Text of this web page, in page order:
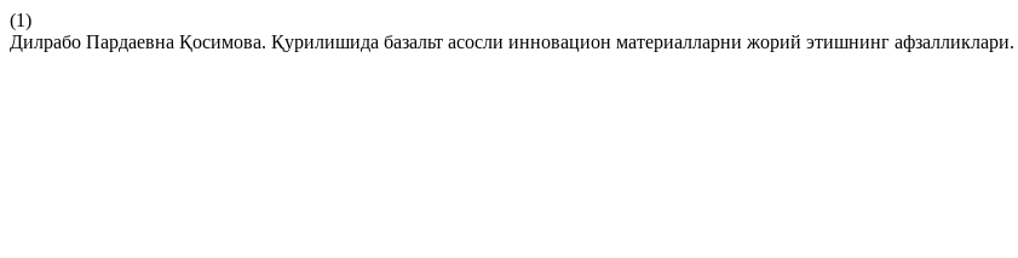
(1)
Дилрабо Пардаевна Қосимова. Қурилишида базальт асосли инновацион материалларни жорий этишнинг афзалликлари.